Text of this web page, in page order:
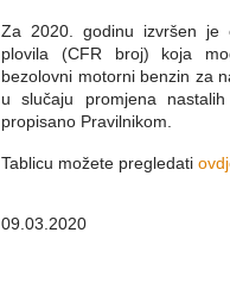
Za 2020. godinu izvršen je
plovila (CFR broj) koja
bezolovni motorni benzin za
u slučaju promjena
propisano Pravilnikom.
Tablicu možete pregledati
09.03.2020